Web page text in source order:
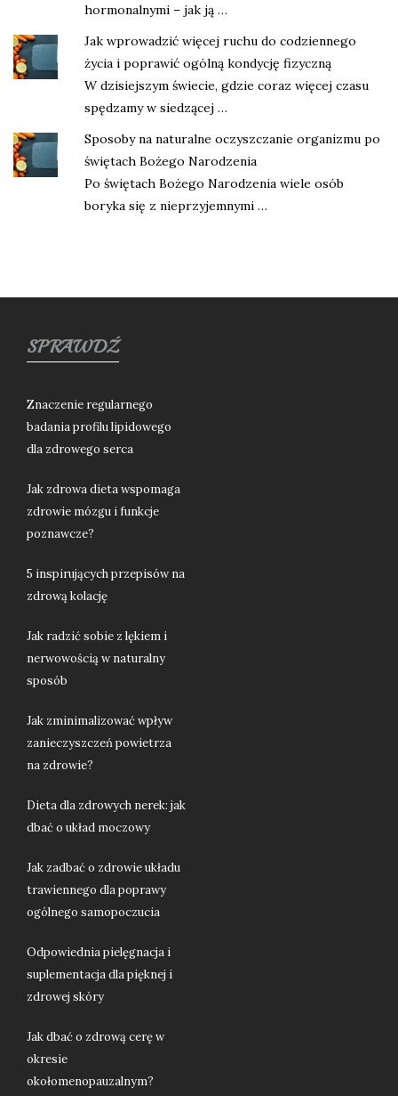
hormonalnymi – jak ją …
Jak wprowadzić więcej ruchu do codziennego
życia i poprawić ogólną kondycję fizyczną
W dzisiejszym świecie, gdzie coraz więcej czasu
spędzamy w siedzącej …
Sposoby na naturalne oczyszczanie organizmu po
świętach Bożego Narodzenia
Po świętach Bożego Narodzenia wiele osób
boryka się z nieprzyjemnymi …
SPRAWDŹ
Znaczenie regularnego
badania profilu lipidowego
dla zdrowego serca
Jak zdrowa dieta wspomaga
zdrowie mózgu i funkcje
poznawcze?
5 inspirujących przepisów na
zdrową kolację
Jak radzić sobie z lękiem i
nerwowością w naturalny
sposób
Jak zminimalizować wpływ
zanieczyszczeń powietrza
na zdrowie?
Dieta dla zdrowych nerek: jak
dbać o układ moczowy
Jak zadbać o zdrowie układu
trawiennego dla poprawy
ogólnego samopoczucia
Odpowiednia pielęgnacja i
suplementacja dla pięknej i
zdrowej skóry
Jak dbać o zdrową cerę w
okresie
okołomenopauzalnym?